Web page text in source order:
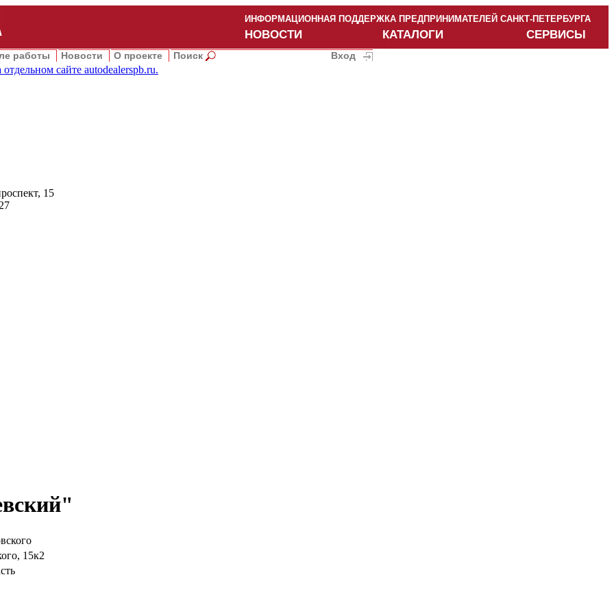
ИНФОРМАЦИОННАЯ ПОДДЕРЖКА ПРЕДПРИНИМАТЕЛЕЙ САНКТ-ПЕТЕРБУРГА
НОВОСТИ КАТАЛОГИ СЕРВИСЫ
работы Новости О проекте Поиск Вход
сайте autodealerspb.ru.
15
15к2